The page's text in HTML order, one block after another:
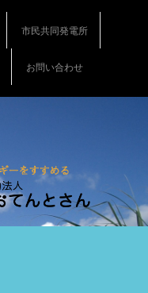
市民共同発電所
お問い合わせ